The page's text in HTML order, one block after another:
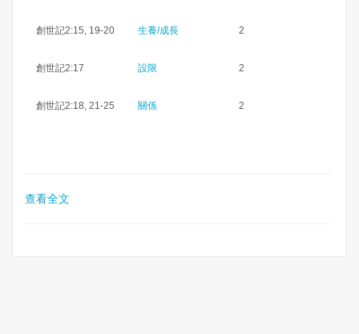
創世記2:15, 19-20 生養/成長 2
創世記2:17 設限 2
創世記2:18, 21-25 關係 2
查看全文